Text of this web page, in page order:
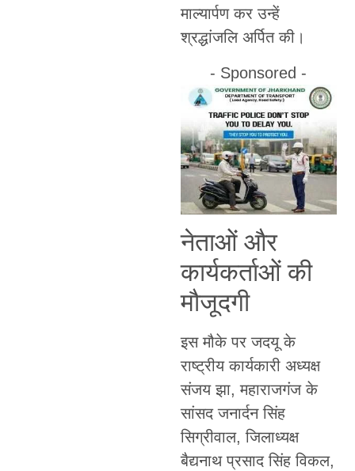
माल्यार्पण कर उन्हें
श्रद्धांजलि अर्पित की।
- Sponsored -
नेताओं और
कार्यकर्ताओं की
मौजूदगी
इस मौके पर जदयू के
राष्ट्रीय कार्यकारी अध्यक्ष
संजय झा, महाराजगंज के
सांसद जनार्दन सिंह
सिग्रीवाल, जिलाध्यक्ष
बैद्यनाथ प्रसाद सिंह विकल,